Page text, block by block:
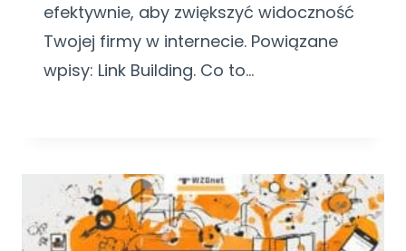
efektywnie, aby zwiększyć widoczność
Twojej firmy w internecie. Powiązane
wpisy: Link Building. Co to…